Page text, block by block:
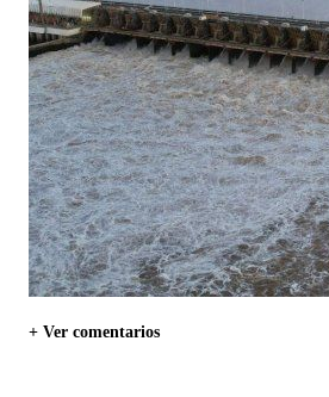
+ Ver comentarios